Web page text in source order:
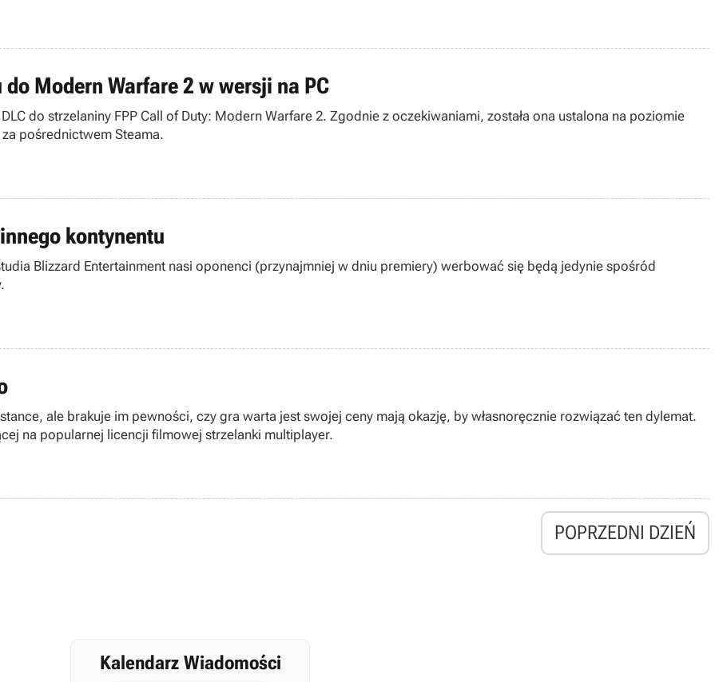
Modern Warfare 2 w wersji na PC
do strzelaniny FPP Call of Duty: Modern Warfare 2. Zgodnie z oczekiwaniami, została ona ustalona na poziomie
pośrednictwem Steama.
kontynentu
Entertainment nasi oponenci (przynajmniej w dniu premiery) werbować się będą jedynie spośród
ale brakuje im pewności, czy gra warta jest swojej ceny mają okazję, by własnoręcznie rozwiązać ten dylemat.
na popularnej licencji filmowej strzelanki multiplayer.
POPRZEDNI DZIEŃ
Kalendarz Wiadomości